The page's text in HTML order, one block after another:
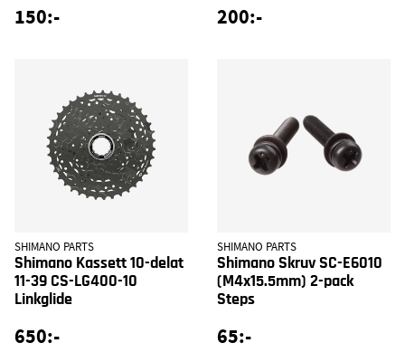
150:- 200:-
SHIMANO PARTS
Shimano Kassett 10-delat
11-39 CS-LG400-10
Linkglide
650:-
SHIMANO PARTS
Shimano Skruv SC-E6010
(M4x15.5mm) 2-pack
Steps
65:-